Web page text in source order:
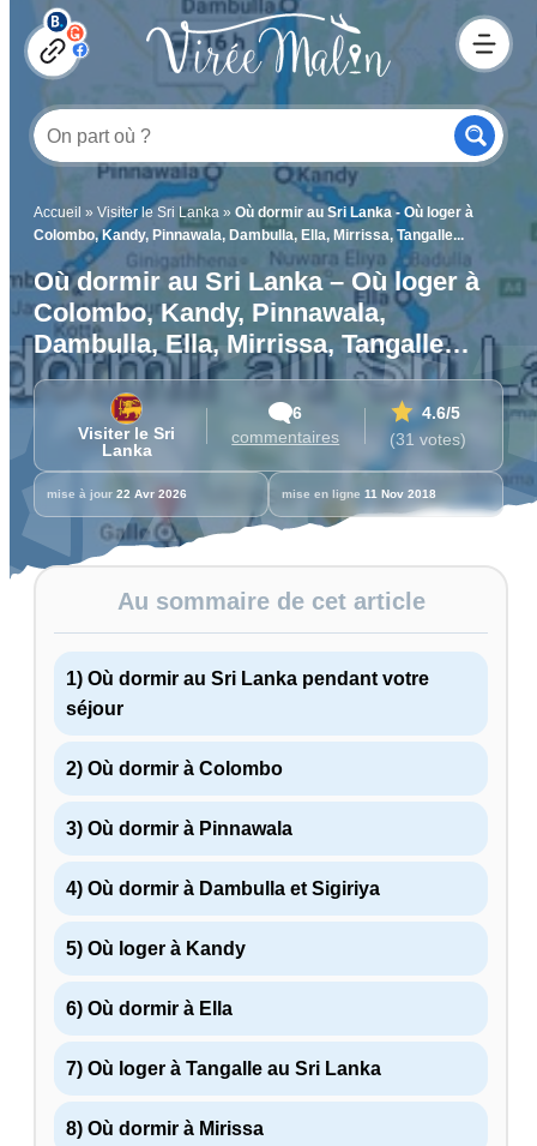
Accueil » Visiter le Sri Lanka » Où dormir au Sri Lanka - Où loger à
Colombo, Kandy, Pinnawala, Dambulla, Ella, Mirrissa, Tangalle...
Où dormir au Sri Lanka – Où loger à
Colombo, Kandy, Pinnawala,
Dambulla, Ella, Mirrissa, Tangalle…
Visiter le Sri
Lanka
6
commentaires
4.6/5
(31 votes)
mise à jour 22 Avr 2026 mise en ligne 11 Nov 2018
Au sommaire de cet article
1) Où dormir au Sri Lanka pendant votre
séjour
2) Où dormir à Colombo
3) Où dormir à Pinnawala
4) Où dormir à Dambulla et Sigiriya
5) Où loger à Kandy
6) Où dormir à Ella
7) Où loger à Tangalle au Sri Lanka
8) Où dormir à Mirissa